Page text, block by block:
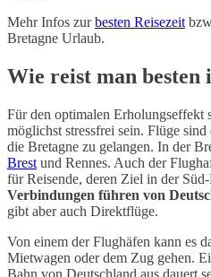
Mehr Infos zurbesten Reisezeit
Bretagne Urlaub.
Wie reist man besten
Für den optimalen Erholungseffekt
möglichst stressfrei sein. Flüge
die Bretagne zu gelangen. In der
Brest und Rennes. Auch der
für Reisende, deren Ziel in der
Verbindungen führen von
gibt aber auch Direktflüge.
Von einem der Flughäfen kann es
Mietwagen oder dem Zug gehen.
Bahn von Deutschland aus dauert